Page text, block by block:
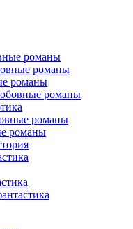
романы
романы
романы
романы
романы
романы